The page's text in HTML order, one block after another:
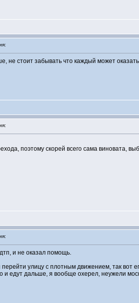
стоит забывать что каждый может
поэтому скорей всего сама виновата,
и не оказал помощь.
улицу с плотным движением, так вот
едут дальше, я вообще охерел, неужели